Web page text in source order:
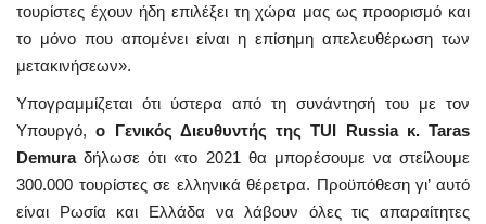
τουρίστες έχουν ήδη επιλέξει τη χώρα μας ως προορισμό και
το μόνο που απομένει είναι η επίσημη απελευθέρωση των
μετακινήσεων».
Υπογραμμίζεται ότι ύστερα από τη συνάντησή του με τον
Υπουργό,ο Γενικός Διευθυντής της TUI Russia κ. Taras
Demuraδήλωσε ότι «το 2021 θα μπορέσουμε να στείλουμε
300.000 τουρίστες σε ελληνικά θέρετρα. Προϋπόθεση γι’ αυτό
είναι Ρωσία και Ελλάδα να λάβουν όλες τις απαραίτητες